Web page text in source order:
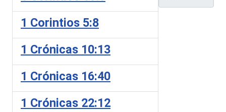
1 Corintios 5:8
1 Crónicas 10:13
1 Crónicas 16:40
1 Crónicas 22:12